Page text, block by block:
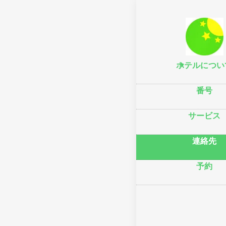
ホテルについ
番号
サービス
連絡先
予約
ホーム–連絡先
GPS座
経度:
У